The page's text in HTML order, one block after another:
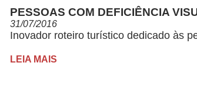
PESSOAS COM DEFICIÊNCIA
31/07/2016
Inovador roteiro turístico dedicado às
LEIA MAIS